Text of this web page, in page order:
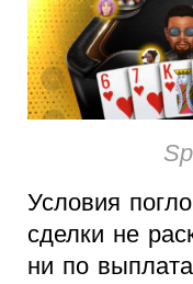
Условия
сделки не
ни по